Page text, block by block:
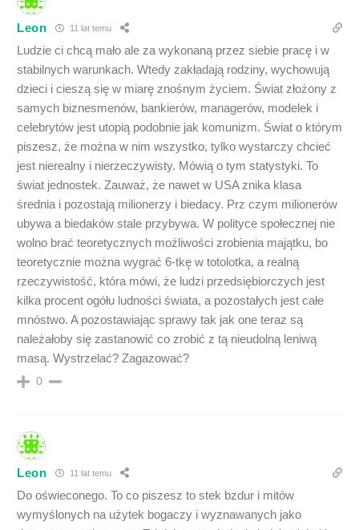
Leon 11 lat temu
Ludzie ci chcą mało ale za wykonaną przez siebie pracę i w
stabilnych warunkach. Wtedy zakładają rodziny, wychowują
dzieci i cieszą się w miarę znośnym życiem. Świat złożony z
samych biznesmenów, bankierów, managerów, modelek i
celebrytów jest utopią podobnie jak komunizm. Świat o którym
piszesz, że można w nim wszystko, tylko wystarczy chcieć
jest nierealny i nierzeczywisty. Mówią o tym statystyki. To
świat jednostek. Zauważ, że nawet w USA znika klasa
średnia i pozostają milionerzy i biedacy. Prz czym milionerów
ubywa a biedaków stale przybywa. W polityce społecznej nie
wolno brać teoretycznych możliwości zrobienia majątku, bo
teoretycznie można wygrać 6-tkę w totolotka, a realną
rzeczywistość, która mówi, że ludzi przedsiębiorczych jest
kilka procent ogółu ludności świata, a pozostałych jest całe
mnóstwo. A pozostawiając sprawy tak jak one teraz są
należałoby się zastanowić co zrobić z tą nieudolną leniwą
masą. Wystrzelać? Zagazować?
0
Leon 11 lat temu
Do oświeconego. To co piszesz to stek bzdur i mitów
wymyślonych na użytek bogaczy i wyznawanych jako